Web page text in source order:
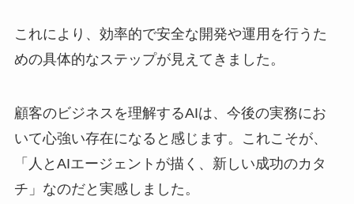
これにより、効率的で安全な開発や運用を行うた
めの具体的なステップが見えてきました。
顧客のビジネスを理解するAIは、今後の実務にお
いて心強い存在になると感じます。これこそが、
「人とAIエージェントが描く、新しい成功のカタ
チ」なのだと実感しました。